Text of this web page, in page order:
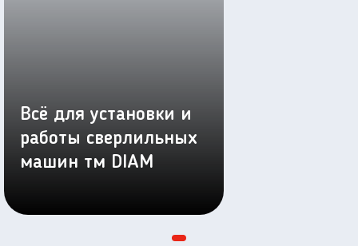
Всё для установки и
работы сверлильных
машин тм DIAM